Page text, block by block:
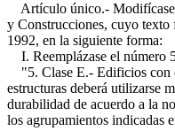
Artículo único.- Modifícase
y Construcciones, cuyo
1992, en la siguiente forma:
I. Reemplázase el número
"5. Clase E.- Edificios con
estructuras deberá utilizarse
durabilidad de acuerdo a la
los agrupamientos indicadas